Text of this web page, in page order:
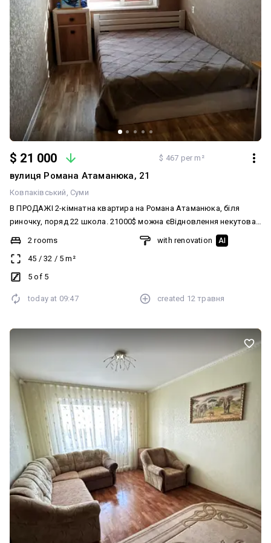
$ 21 000 $ 467 per m²
вулиця Романа Атаманюка, 21
Ковпаківський Суми
В ПРОДАЖІ 2-кімнатна квартира на Романа Атаманюка, біля
риночку, поряд 22 школа. 21000$ можна єВідновлення некутова,
5/5 поверх (капремонт даху) Сучасний капітальний ремонт в
квартирі, все замінено, нова сантехніка. Кімнати ізольовані, на
дві сторони. Дуже тепла квартира, меблі і техніка залишається. є
підвал 0994354939 Таня
2 rooms
45 / 32 / 5 m²
5 of 5
with renovation AI
today at 09:47 created 12 травня